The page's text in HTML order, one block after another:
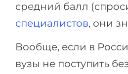
средний балл
специалистов, они
Вообще, если в
вузы не поступить